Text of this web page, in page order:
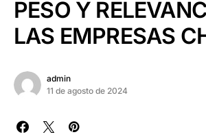
PESO Y
LAS EMPRESAS
admin
11 de agosto de 2024